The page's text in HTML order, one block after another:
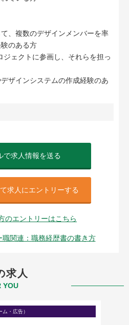
、複数のデザインメンバーを率
のある方
ジェクトに参画し、それらを担っ
ザインシステムの作成経験のあ
で求人情報を送る
求人にエントリーする
のエントリーはこちら
職関連：職務経歴書の書き方
求人
YOU
・広告）